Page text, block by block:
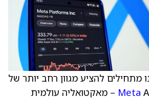
מתחילים להציע מגוון רחב יותר של
Meta AI – מאקטואליה עולמית